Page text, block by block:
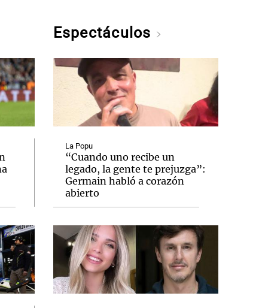
Espectáculos
La Popu
“Cuando uno recibe un
legado, la gente te prejuzga”:
Germain habló a corazón
abierto